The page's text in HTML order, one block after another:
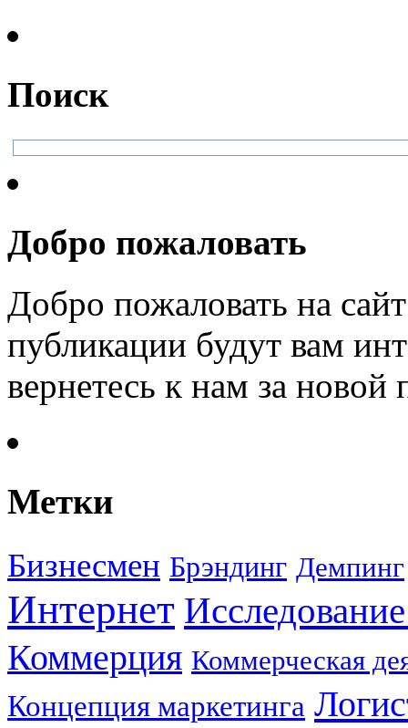
Поиск
Добро пожаловать
Добро пожаловать на
публикации будут вам
вернетесь к нам за
Метки
Бизнесмен Брэндинг Демпинг
Интернет
Коммерция Коммерческая
Концепция маркетинга